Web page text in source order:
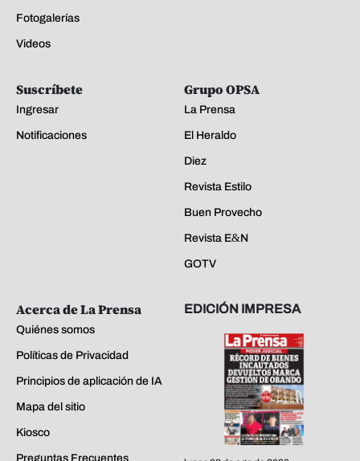
Fotogalerías
Videos
Suscríbete
Ingresar
Notificaciones
Grupo OPSA
La Prensa
El Heraldo
Diez
Revista Estilo
Buen Provecho
Revista E&N
GOTV
Acerca de La Prensa
Quiénes somos
Políticas de Privacidad
Principios de aplicación de IA
Mapa del sitio
Kiosco
Preguntas Frecuentes
EDICIÓN IMPRESA